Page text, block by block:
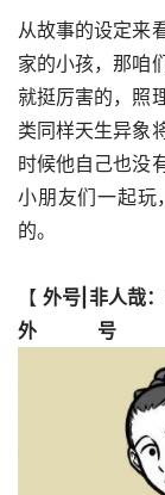
从故事的设定来
家的小孩，那咱
就挺厉害的，照
类同样天生异象
时候他自己也没
小朋友们一起玩
的。
【 外号|非人哉
外